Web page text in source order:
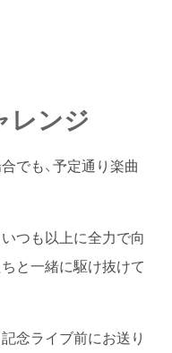
レンジ
でも、予定通り楽曲
つも以上に全力で向
と一緒に駆け抜けて
念ライブ前にお送り